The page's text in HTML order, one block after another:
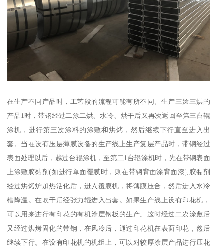
在生产不同产品时，工艺段的流程可能有所不同。生产三涂三烘的
产品1时，带钢经过二涂二烘、水冷、烘干后又再次返回至第三台辊
涂机，进行第三次涂料的涂敷和烘烤，然后继续下行直至进入出
套。当在设有压层薄膜设备的生产线上生产复层产品时，带钢经过
表面处理以后，越过台辊涂机，至第二1台辊涂机时，先在带钢表面
上涂敷胶黏剂(如进行单面覆膜时，则在带钢背面涂背面漆),胶黏剂
经过烘烤炉加热活化后，进入覆膜机，将薄膜压合，然后进入水冷
槽降温。在吹干后经张力辊进入出套。如果生产线上设有印花机，
可以用来进行有印花的有机涂层钢板的生产。这时经过二次涂敷后
又经过烘烤固化的带钢，在风冷后，通过印花机在表面印花，然后
继续下行。在设有印花机的机组上，可以对较厚涂层产品进行压花